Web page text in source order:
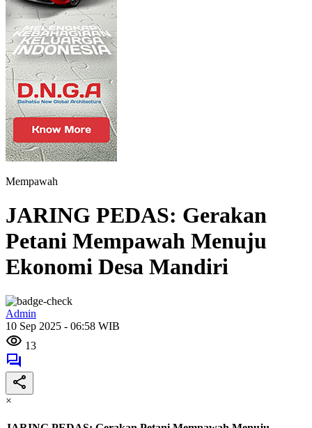
Mempawah
JARING PEDAS: Gerakan
Petani Mempawah Menuju
Ekonomi Desa Mandiri
Admin
10 Sep 2025 - 06:58 WIB
13
×